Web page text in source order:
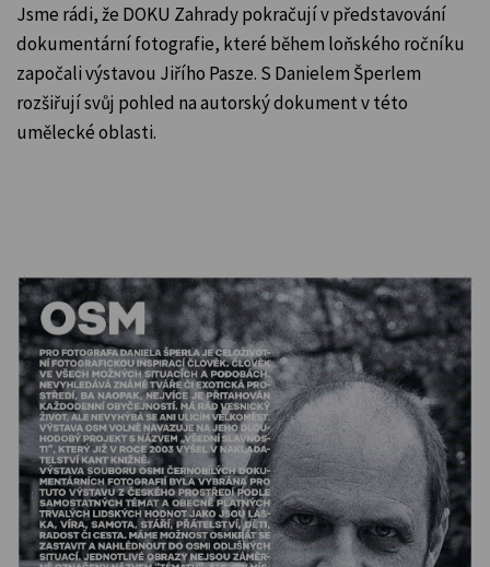
Jsme rádi, že DOKU Zahrady pokračují v představování
dokumentární fotografie, které během loňského ročníku
započali výstavou Jiřího Pasze. S Danielem Šperlem
rozšiřují svůj pohled na autorský dokument v této
umělecké oblasti.